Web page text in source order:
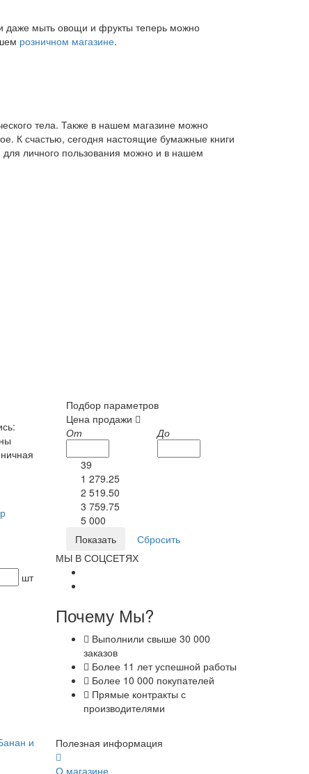
даже мыть овощи и фрукты теперь можно
розничном магазине.
тела. Также в нашем магазине можно
К счастью, сегодня настоящие бумажные книги
для личного пользования можно и в нашем
Подбор параметров
Цена продажи
От
До
39
1 279.25
2 519.50
3 759.75
5 000
МЫ В СОЦСЕТЯХ
Почему Мы?
Выполнили свыше 30 000
заказов
Более 11 лет успешной работы
Более 10 000 покупателей
Прямые контракты с
производителями
Полезная информация
О магазине
шт
и